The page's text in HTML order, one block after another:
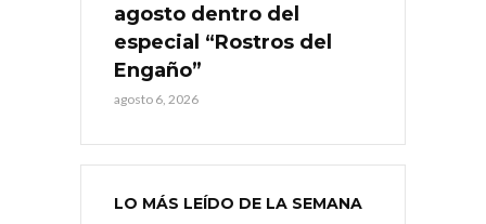
agosto dentro del
especial “Rostros del
Engaño”
agosto 6, 2026
LO MÁS LEÍDO DE LA SEMANA